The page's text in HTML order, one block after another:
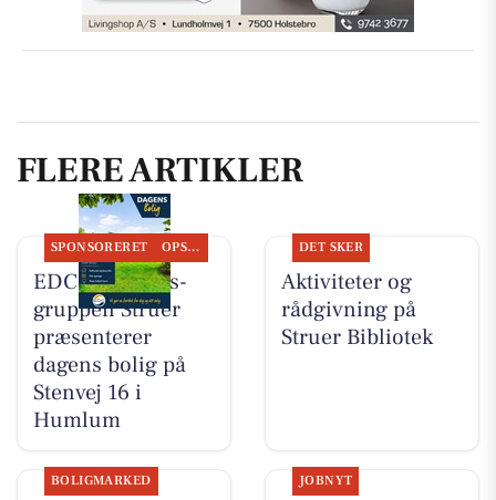
FLERE ARTIKLER
SPONSORERET OPSLAGSTAVLEN
EDC Ejen­doms­
grup­pen Struer
præsenterer
dagens bolig på
Stenvej 16 i
Humlum
DET SKER
Aktiviteter og
rådgivning på
Struer Bibliotek
BOLIGMARKED JOBNYT